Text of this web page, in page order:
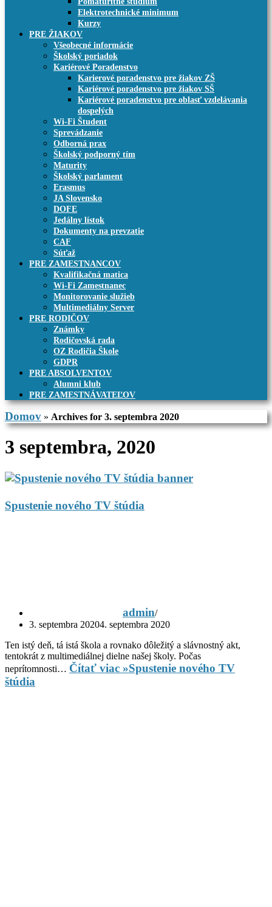
Elektrotechnické minimum
Kurzy
PRE ŽIAKOV
Všeobecné informácie
Školský poriadok
Kariérové Poradenstvo
Karierové poradenstvo pre žiakov ZŠ
Kariérové poradenstvo pre žiakov SŠ
Kariérové poradenstvo pre oblasť vzdelávania
dospelých
Wi-Fi Študent
Sprevádzanie
Odborná prax
Školský podporný tím
Maturity
Školský parlament
Erasmus
JA Slovensko
DOFE
Jedálny lístok
Dokumenty na prevzatie
CAF
Súťaž
PRE ZAMESTNANCOV
Kvalifikačná matica
Wi-Fi Zamestnanec
Monitorovanie služieb
Multimediálny Server
PRE RODIČOV
Známky
Rodičovská rada
OZ Rodičia Škole
GDPR
PRE ABSOLVENTOV
Alumni klub
PRE ZAMESTNÁVATEĽOV
Domov » Archives for 3. septembra 2020
3 septembra, 2020
Spustenie nového TV štúdia
admin
3. septembra 20204. septembra 2020
Ten istý deň, tá istá škola a rovnako dôležitý a slávnostný akt,
tentokrát z multimediálnej dielne našej školy. Počas
neprítomnosti… Čítať viac »Spustenie nového TV
štúdia